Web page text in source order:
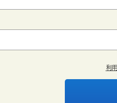
利